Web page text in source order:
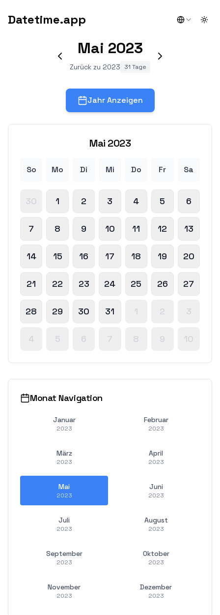
Datetime.app
Mai 2023
Zurück zu 2023 31 Tage
Jahr Anzeigen
Mai 2023
So Mo Di Mi Do Fr Sa
30 1 2 3 4 5 6
7 8 9 10 11 12 13
14 15 16 17 18 19 20
21 22 23 24 25 26 27
28 29 30 31 1 2 3
4 5 6 7 8 9 10
Monat Navigation
Januar
2023
Februar
2023
März
2023
April
2023
Mai
2023
Juni
2023
Juli
2023
August
2023
September
2023
Oktober
2023
November
2023
Dezember
2023